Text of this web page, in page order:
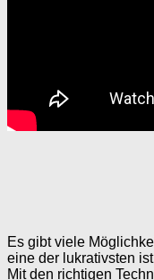
Es gibt viele
eine der lukrativsten
Mit den richtigen